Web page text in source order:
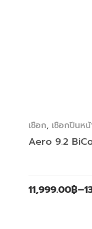
เชือก, เชือกปีนหน้
Aero 9.2
11,999.00฿–